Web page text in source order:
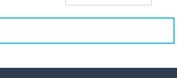
Antonella Micci,
AZIENDA AGRICOLA DI